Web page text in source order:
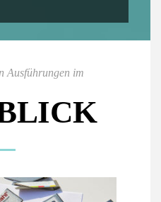
Ausführungen im